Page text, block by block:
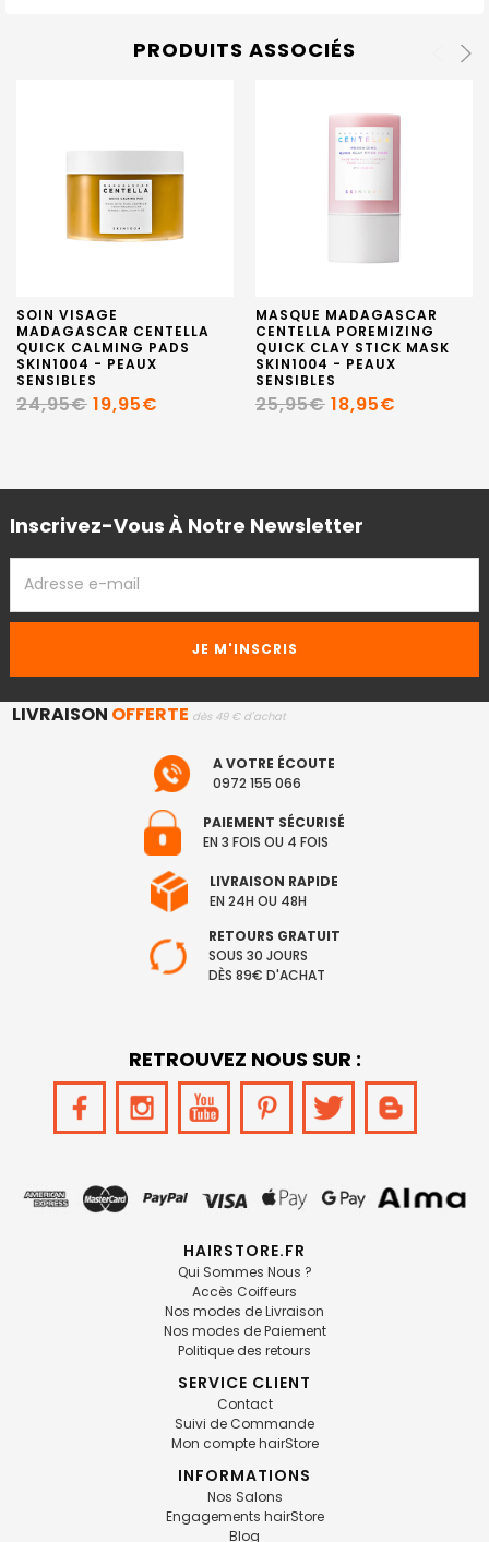
PRODUITS ASSOCIÉS
SOIN VISAGE
MADAGASCAR CENTELLA
QUICK CALMING PADS
SKIN1004 - PEAUX
SENSIBLES
24,95€ 19,95€
MASQUE MADAGASCAR
CENTELLA POREMIZING
QUICK CLAY STICK MASK
SKIN1004 - PEAUX
SENSIBLES
25,95€ 18,95€
Inscrivez-Vous À Notre Newsletter
EMAIL
LIVRAISON OFFERTE dès 49 € d'achat
A VOTRE ÉCOUTE
0972 155 066
PAIEMENT SÉCURISÉ
EN 3 FOIS OU 4 FOIS
LIVRAISON RAPIDE
EN 24H OU 48H
RETOURS GRATUIT
SOUS 30 JOURS
DÈS 89€ D'ACHAT
RETROUVEZ NOUS SUR :
HAIRSTORE.FR
Qui Sommes Nous ?
Accès Coiffeurs
Nos modes de Livraison
Nos modes de Paiement
Politique des retours
SERVICE CLIENT
Contact
Suivi de Commande
Mon compte hairStore
INFORMATIONS
Nos Salons
Engagements hairStore
Blog